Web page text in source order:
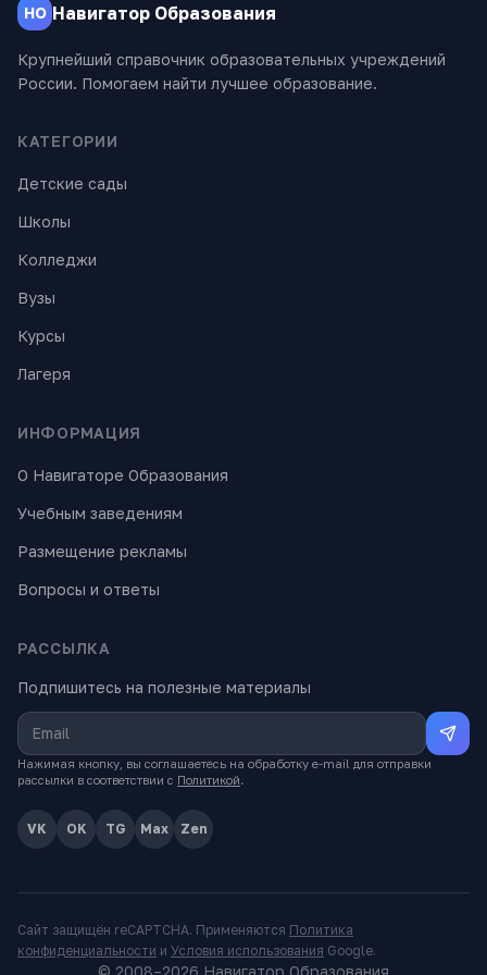
НО Навигатор Образования
Крупнейший справочник образовательных учреждений
России. Помогаем найти лучшее образование.
КАТЕГОРИИ
Детские сады
Школы
Колледжи
Вузы
Курсы
Лагеря
ИНФОРМАЦИЯ
О Навигаторе Образования
Учебным заведениям
Размещение рекламы
Вопросы и ответы
РАССЫЛКА
Подпишитесь на полезные материалы
Нажимая кнопку, вы соглашаетесь на обработку e-mail для отправки
рассылки в соответствии с Политикой.
VK OK TG Max Zen
Сайт защищён reCAPTCHA. Применяются Политика
конфиденциальности и Условия использования Google.
© 2008–2026 Навигатор Образования